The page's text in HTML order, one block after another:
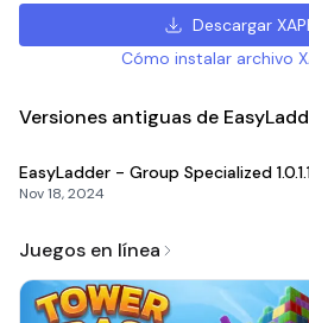
Descargar
Cómo instalar archivo
Versiones antiguas de
EasyLadder - Group Specialized
Nov 18, 2024
Juegos en línea